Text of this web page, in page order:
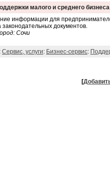
малого и среднего бизнеса
информации для
документов.
Сочи
: Сервис, услуги: Бизнес-сервис:
[